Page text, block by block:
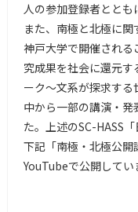
人の参加登録者ととも
また、南極と北極に
神戸大学で開催され
究成果を社会に還元す
ーク～文系が探求す
中から一部の講演・
た。上述のSC-HASS
下記「南極・北極公開
YouTubeで公開してい